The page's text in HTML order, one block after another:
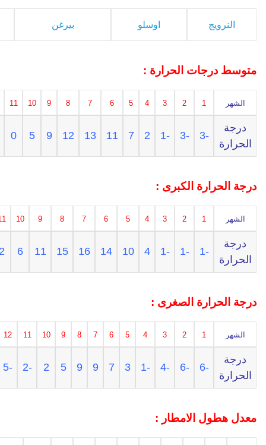
النرويج اوسلو بيرغن
متوسط درجات الحرارة :
الشهر 1
2
3
4
5
6
7
8
9
10
11
درجة
الحرارة
-3
-3
-1
2
7
11
13
12
9
5
0
درجة الحرارة الكبرى :
الشهر 1
2
3
4
5
6
7
8
9
10
درجة
الحرارة
-1
-1
-1
4
10
14
16
15
11
6
درجة الحرارة الصغرى :
الشهر 1
2
3
4
5
6
7
8
9
10
11
12
درجة
الحرارة
-6
-6
-4
-1
3
7
9
9
5
2
-2
-5
معدل هطول الامطار :